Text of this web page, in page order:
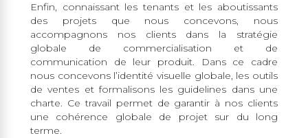
Enfin, connaissant les tenants et les aboutissants
des projets que nous concevons, nous
accompagnons nos clients dans la stratégie
globale de commercialisation et de
communication de leur produit. Dans ce cadre
nous concevons l’identité visuelle globale, les outils
de ventes et formalisons les guidelines dans une
charte. Ce travail permet de garantir à nos clients
une cohérence globale de projet sur du long
terme.